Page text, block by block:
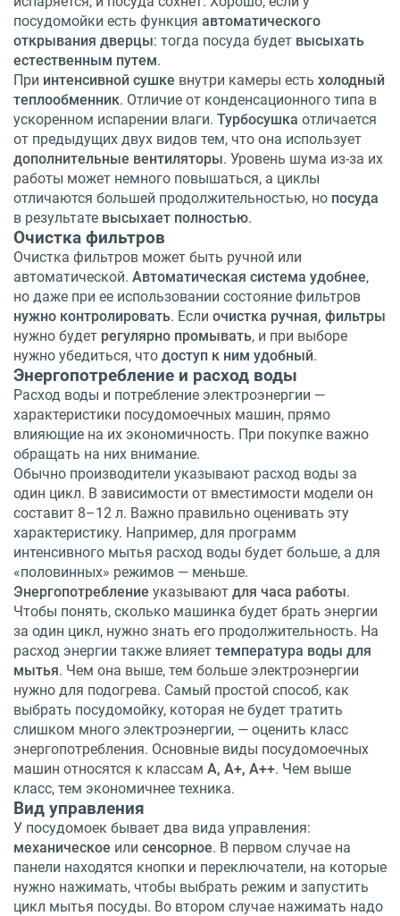
посудомойки есть функция автоматического
открывания дверцы: тогда посуда будет высыхать
естественным путем.
При интенсивной сушке внутри камеры есть холодный
теплообменник. Отличие от конденсационного типа в
ускоренном испарении влаги. Турбосушка отличается
от предыдущих двух видов тем, что она использует
дополнительные вентиляторы. Уровень шума из-за их
работы может немного повышаться, а циклы
отличаются большей продолжительностью, но посуда
в результате высыхает полностью.
Очистка фильтров
Очистка фильтров может быть ручной или
автоматической. Автоматическая система удобнее,
но даже при ее использовании состояние фильтров
нужно контролировать. Если очистка ручная, фильтры
нужно будет регулярно промывать, и при выборе
нужно убедиться, что доступ к ним удобный.
Энергопотребление и расход воды
Расход воды и потребление электроэнергии —
характеристики посудомоечных машин, прямо
влияющие на их экономичность. При покупке важно
обращать на них внимание.
Обычно производители указывают расход воды за
один цикл. В зависимости от вместимости модели он
составит 8–12 л. Важно правильно оценивать эту
характеристику. Например, для программ
интенсивного мытья расход воды будет больше, а для
«половинных» режимов — меньше.
Энергопотребление указывают для часа работы.
Чтобы понять, сколько машинка будет брать энергии
за один цикл, нужно знать его продолжительность. На
расход энергии также влияет температура воды для
мытья. Чем она выше, тем больше электроэнергии
нужно для подогрева. Самый простой способ, как
выбрать посудомойку, которая не будет тратить
слишком много электроэнергии, — оценить класс
энергопотребления. Основные виды посудомоечных
машин относятся к классам А, А+, А++. Чем выше
класс, тем экономичнее техника.
Вид управления
У посудомоек бывает два вида управления:
механическое или сенсорное. В первом случае на
панели находятся кнопки и переключатели, на которые
нужно нажимать, чтобы выбрать режим и запустить
цикл мытья посуды. Во втором случае нажимать надо